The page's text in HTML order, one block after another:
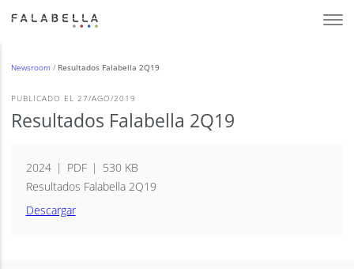
Newsroom/ Resultados Falabella 2Q19
PUBLICADO EL 27/AGO/2019
Resultados Falabella 2Q19
2024 PDF
530 KB
Resultados Falabella 2Q19
Descargar